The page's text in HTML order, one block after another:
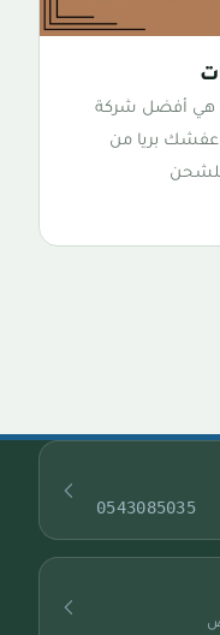
هي أفضل شركة
بريا من
للشحن
0543085035